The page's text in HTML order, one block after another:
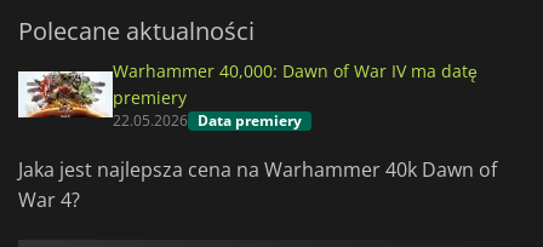
Polecane aktualności
Warhammer 40,000: Dawn of War IV ma datę
premiery
22.05.2026 Data premiery
Jaka jest najlepsza cena na Warhammer 40k Dawn of
War 4?